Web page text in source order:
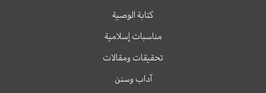
كتابة الوصية
مناسبات إسلامية
تحقيقات ومقالات
آداب وسنن